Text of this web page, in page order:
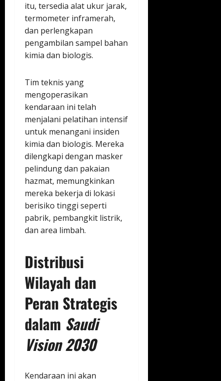
itu, tersedia alat ukur jarak,
termometer inframerah,
dan perlengkapan
pengambilan sampel bahan
kimia dan biologis.
Tim teknis yang
mengoperasikan
kendaraan ini telah
menjalani pelatihan intensif
untuk menangani insiden
kimia dan biologis. Mereka
dilengkapi dengan masker
pelindung dan pakaian
hazmat, memungkinkan
mereka bekerja di lokasi
berisiko tinggi seperti
pabrik, pembangkit listrik,
dan area limbah.
Distribusi
Wilayah dan
Peran Strategis
dalam Saudi
Vision 2030
Kendaraan ini akan